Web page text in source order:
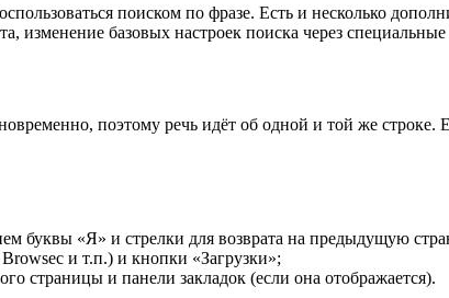
поиском по фразе. Есть и несколько
изменение базовых настроек поиска через
поэтому речь идёт об одной и той же строке.
буквы «Я» и стрелки для возврата на предыдущую
и т.п.) и кнопки «Загрузки»;
страницы и панели закладок (если она отображается).